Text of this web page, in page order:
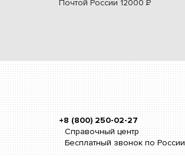
Почтой России 12000 Р
+8 (800) 250-02-27
Справочный центр
Бесплатный звонок по России